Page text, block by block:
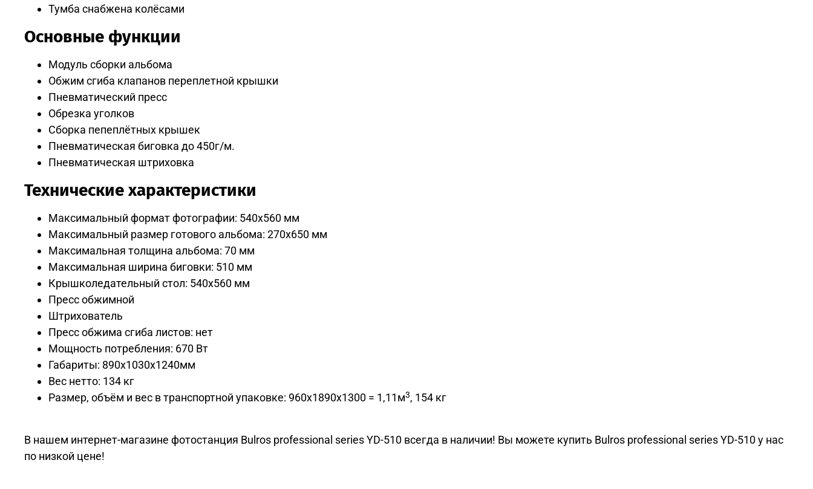
Тумба снабжена колёсами
Основные функции
Модуль сборки альбома
Обжим сгиба клапанов переплетной крышки
Пневматический пресс
Обрезка уголков
Сборка пепеплётных крышек
Пневматическая биговка до 450г/м.
Пневматическая штриховка
Технические характеристики
Максимальный формат фотографии: 540х560 мм
Максимальный размер готового альбома: 270х650 мм
Максимальная толщина альбома: 70 мм
Максимальная ширина биговки: 510 мм
Крышколедательный стол: 540х560 мм
Пресс обжимной
Штрихователь
Пресс обжима сгиба листов: нет
Мощность потребления: 670 Вт
Габариты: 890x1030x1240мм
Вес нетто: 134 кг
Размер, объём и вес в транспортной упаковке: 960х1890х1300 = 1,11м3, 154 кг
В нашем интернет-магазине фотостанция Bulros professional series YD-510 всегда в наличии! Вы можете купить Bulros professional series YD-510 у нас
по низкой цене!